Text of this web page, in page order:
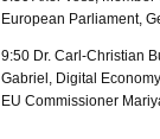
European Parliament,
9:50 Dr. Carl-Christian
Gabriel, Digital
EU Commissioner